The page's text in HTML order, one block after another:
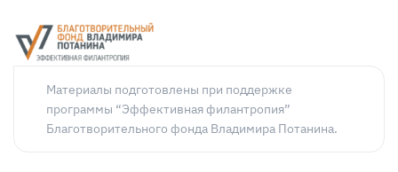
Материалы подготовлены при поддержке
программы “Эффективная филантропия”
Благотворительного фонда Владимира Потанина.